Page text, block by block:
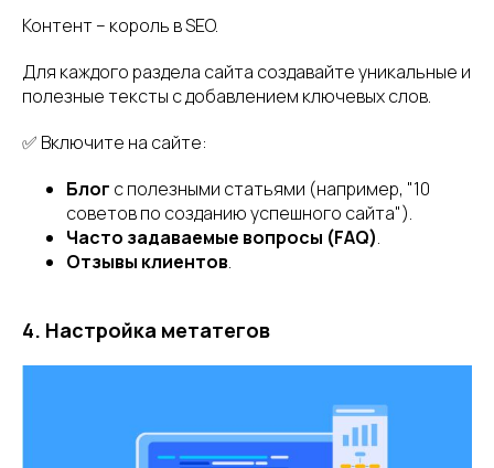
Контент – король в SEO.
Для каждого раздела сайта создавайте уникальные и
полезные тексты с добавлением ключевых слов.
✅ Включите на сайте:
Блог с полезными статьями (например, "10
советов по созданию успешного сайта").
Часто задаваемые вопросы (FAQ).
Отзывы клиентов.
4. Настройка метатегов